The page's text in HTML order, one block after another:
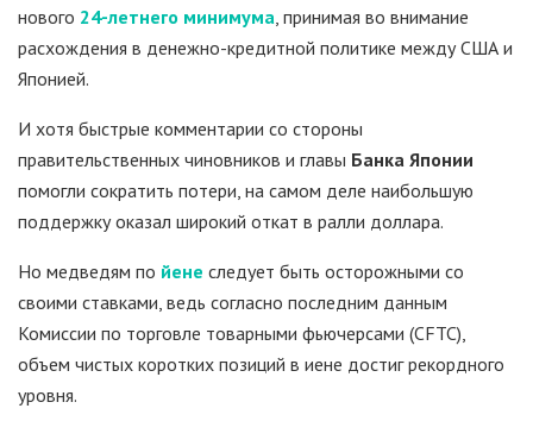
нового 24-летнего минимума, принимая во внимание
расхождения в денежно-кредитной политике между США и
Японией.
И хотя быстрые комментарии со стороны
правительственных чиновников и главы Банка Японии
помогли сократить потери, на самом деле наибольшую
поддержку оказал широкий откат в ралли доллара.
Но медведям по йене следует быть осторожными со
своими ставками, ведь согласно последним данным
Комиссии по торговле товарными фьючерсами (CFTC),
объем чистых коротких позиций в иене достиг рекордного
уровня.